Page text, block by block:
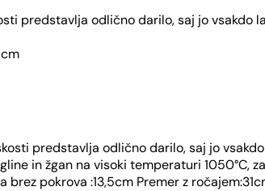
predstavlja odlično darilo, saj jo vsakdo
predstavlja odlično darilo, saj jo
in žgan na visoki temperaturi
pokrova :13,5cm Premer z